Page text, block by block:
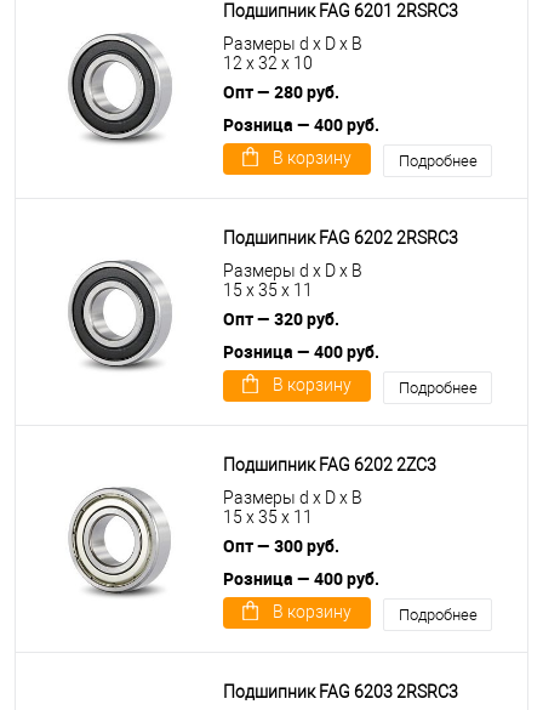
Подшипник FAG 6201 2RSRC3
Размеры d x D x B
12 x 32 x 10
Опт — 280 руб.
Розница — 400 руб.
В корзину Подробнее
Подшипник FAG 6202 2RSRC3
Размеры d x D x B
15 x 35 x 11
Опт — 320 руб.
Розница — 400 руб.
В корзину Подробнее
Подшипник FAG 6202 2ZC3
Размеры d x D x B
15 x 35 x 11
Опт — 300 руб.
Розница — 400 руб.
В корзину Подробнее
Подшипник FAG 6203 2RSRC3